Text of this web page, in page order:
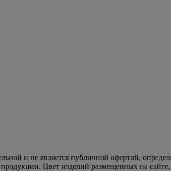
и не является публичной офертой,
Цвет изделий размещенных на сайте,